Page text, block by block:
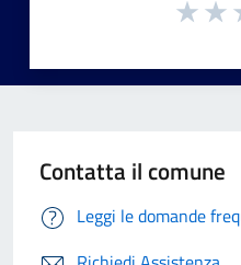
Contatta il comune
Leggi le domande